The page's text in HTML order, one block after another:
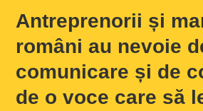
Antreprenorii și
români au nevoie
comunicare și de
de o voce care să